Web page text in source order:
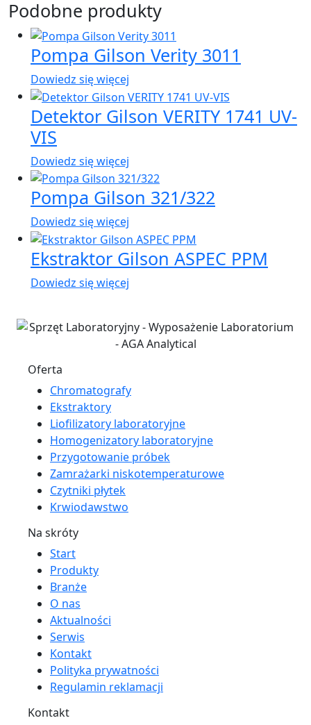
Podobne produkty
Pompa Gilson Verity 3011
Dowiedz się więcej
Detektor Gilson VERITY 1741 UV-
VIS
Dowiedz się więcej
Pompa Gilson 321/322
Dowiedz się więcej
Ekstraktor Gilson ASPEC PPM
Dowiedz się więcej
Oferta
Chromatografy
Ekstraktory
Liofilizatory laboratoryjne
Homogenizatory laboratoryjne
Przygotowanie próbek
Zamrażarki niskotemperaturowe
Czytniki płytek
Krwiodawstwo
Na skróty
Start
Produkty
Branże
O nas
Aktualności
Serwis
Kontakt
Polityka prywatności
Regulamin reklamacji
Kontakt